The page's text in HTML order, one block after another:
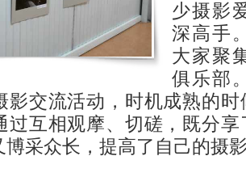
少摄影
深高手
大家聚
俱乐部
影交流活动，时机成熟的
过互相观摩、切磋，既分
博采众长，提高了自己的摄